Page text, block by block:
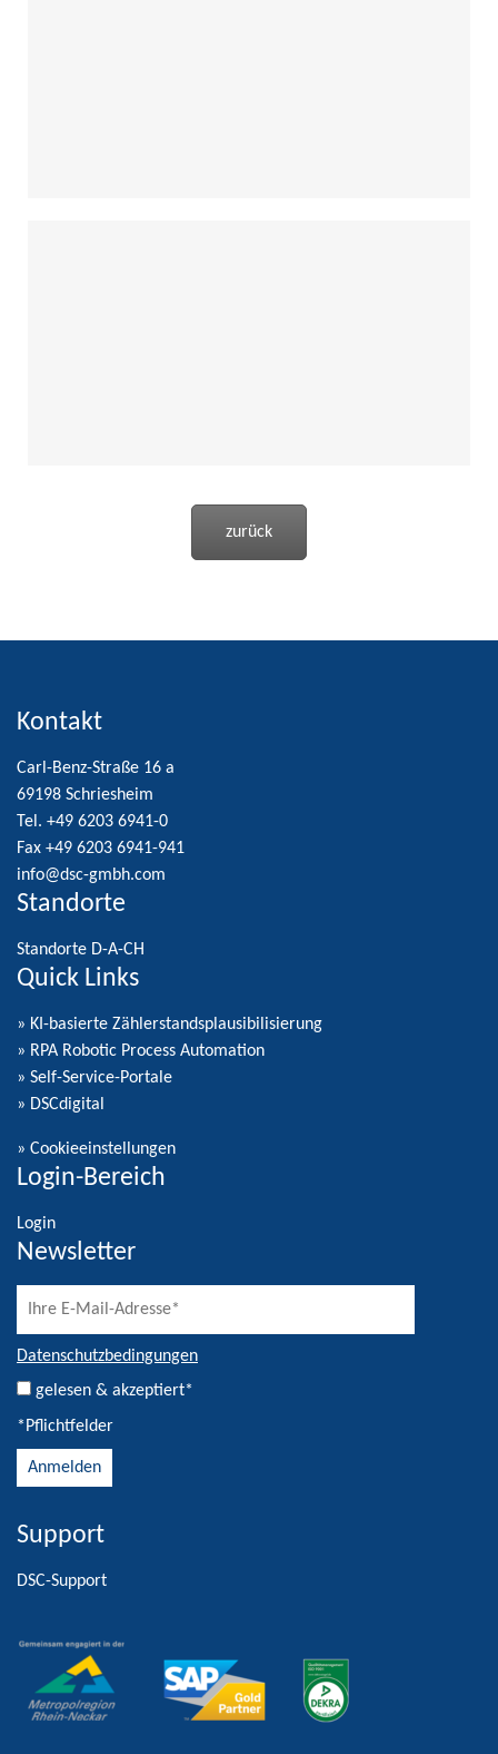
zurück
Kontakt
Carl-Benz-Straße 16 a
69198 Schriesheim
Tel. +49 6203 6941-0
Fax +49 6203 6941-941
info@dsc-gmbh.com
Standorte
Standorte D-A-CH
Quick Links
» KI-basierte Zählerstandsplausibilisierung
» RPA Robotic Process Automation
» Self-Service-Portale
» DSCdigital
» Cookieeinstellungen
Login-Bereich
Login
Newsletter
Datenschutzbedingungen
gelesen & akzeptiert*
*Pflichtfelder
Alternative:
Support
DSC-Support